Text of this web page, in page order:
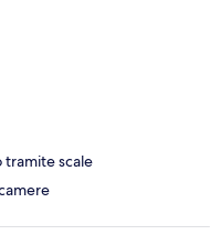
tramite scale